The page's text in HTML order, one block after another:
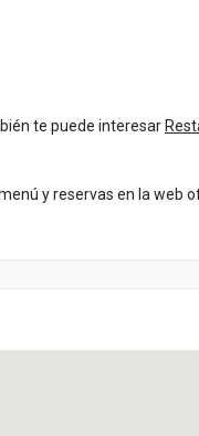
te puede interesar
y reservas en la web